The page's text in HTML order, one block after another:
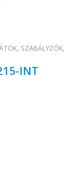
SZABÁLYZÓK,
INT